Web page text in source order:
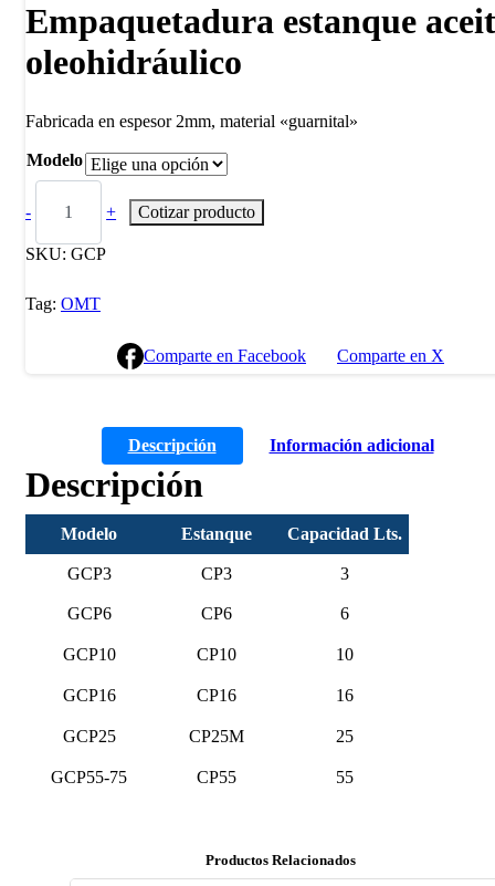
Empaquetadura estanque
oleohidráulico
Fabricada en espesor 2mm, material «guarnital»
Modelo
- + Cotizar producto
SKU: GCP
Tag: OMT
Comparte en Facebook Comparte en X
Descripción Información adicional
Descripción
Modelo Estanque Capacidad Lts.
GCP3 CP3 3
GCP6 CP6 6
GCP10 CP10 10
GCP16 CP16 16
GCP25 CP25M 25
GCP55-75 CP55 55
Productos Relacionados